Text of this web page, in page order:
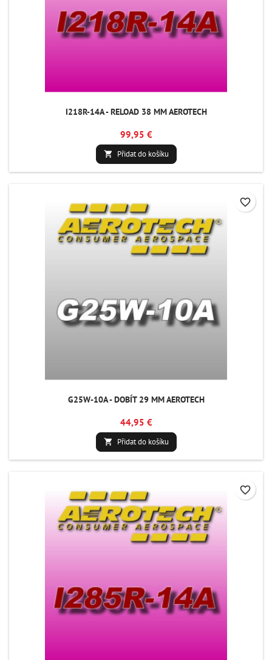
I218R-14A - RELOAD 38 MM AEROTECH
99,95 €
 Přidat do košíku
G25W-10A - DOBÍT 29 MM AEROTECH
44,95 €
 Přidat do košíku
favorite_border
favorite_border